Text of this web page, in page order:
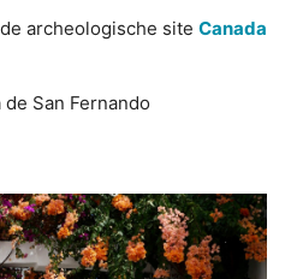
archeologische site Canada
San Fernando